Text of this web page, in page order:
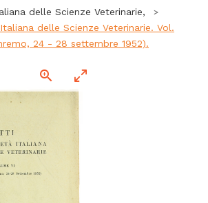
delle Scienze Veterinarie,
delle Scienze Veterinarie. Vol.
24 - 28 settembre 1952).